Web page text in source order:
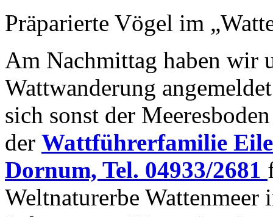
Präparierte Vögel im
Am Nachmittag haben wir
Wattwanderung
sich sonst der
der Wattführerfamilie
Dornum, Tel. 04933/2681
Weltnaturerbe